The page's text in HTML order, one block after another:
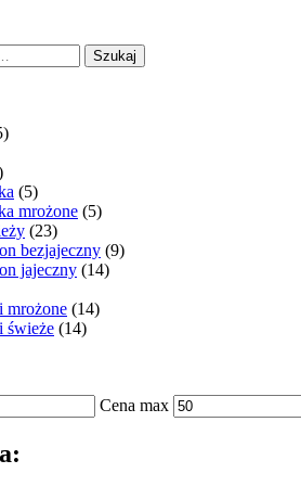
Szukaj
(5)
mrożone (5)
(23)
bezjajeczny (9)
jajeczny (14)
mrożone (14)
świeże (14)
Cena max